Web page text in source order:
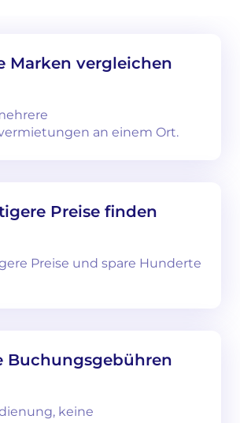
Marken vergleichen
an einem Ort.
Preise finden
Preise und spare Hunderte
Buchungsgebühren
keine